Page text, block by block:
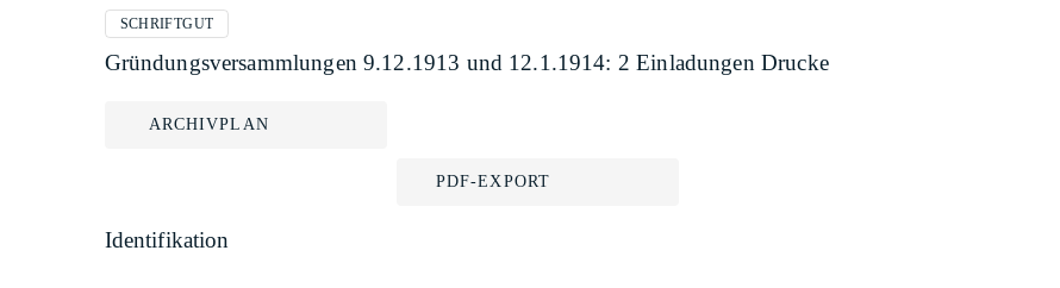
SCHRIFTGUT
Gründungsversammlungen 9.12.1913 und 12.1.1914: 2 Einladungen Drucke
ARCHIVPLAN
PDF-EXPORT
Identifikation